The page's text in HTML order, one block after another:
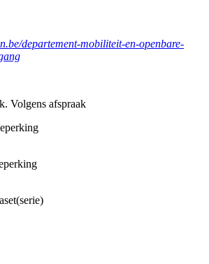
departement-mobiliteit-en-openbare-
Volgens afspraak